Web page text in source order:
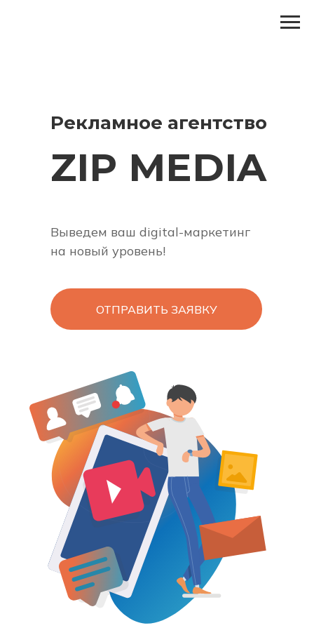
Рекламное агентство
ZIP MEDIA
Выведем ваш digital-маркетинг
на новый уровень!
ОТПРАВИТЬ ЗАЯВКУ